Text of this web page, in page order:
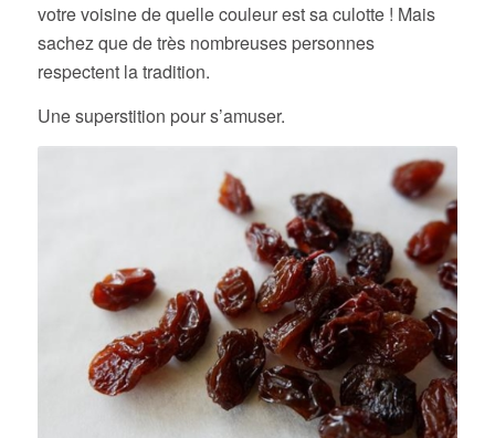
votre voisine de quelle couleur est sa culotte ! Mais
sachez que de très nombreuses personnes
respectent la tradition.
Une superstition pour s’amuser.